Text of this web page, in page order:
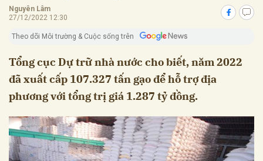
Nguyên Lâm
27/12/2022 12:30
Theo dõi Môi trường & Cuộc sống trên
Tổng cục Dự trữ nhà nước cho biết, năm 2022
đã xuất cấp 107.327 tấn gạo để hỗ trợ địa
phương với tổng trị giá 1.287 tỷ đồng.